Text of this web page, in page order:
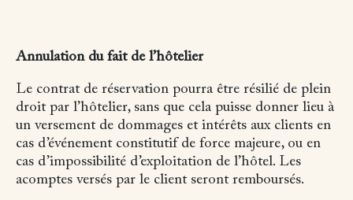
Annulation du fait de l’hôtelier
Le contrat de réservation pourra être résilié de plein
droit par l’hôtelier, sans que cela puisse donner lieu à
un versement de dommages et intérêts aux clients en
cas d’événement constitutif de force majeure, ou en
cas d’impossibilité d’exploitation de l’hôtel. Les
acomptes versés par le client seront remboursés.